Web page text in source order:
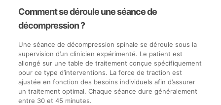
Comment se déroule une séance de
décompression ?
Une séance de décompression spinale se déroule sous la
supervision d’un clinicien expérimenté. Le patient est
allongé sur une table de traitement conçue spécifiquement
pour ce type d’interventions. La force de traction est
ajustée en fonction des besoins individuels afin d’assurer
un traitement optimal. Chaque séance dure généralement
entre 30 et 45 minutes.